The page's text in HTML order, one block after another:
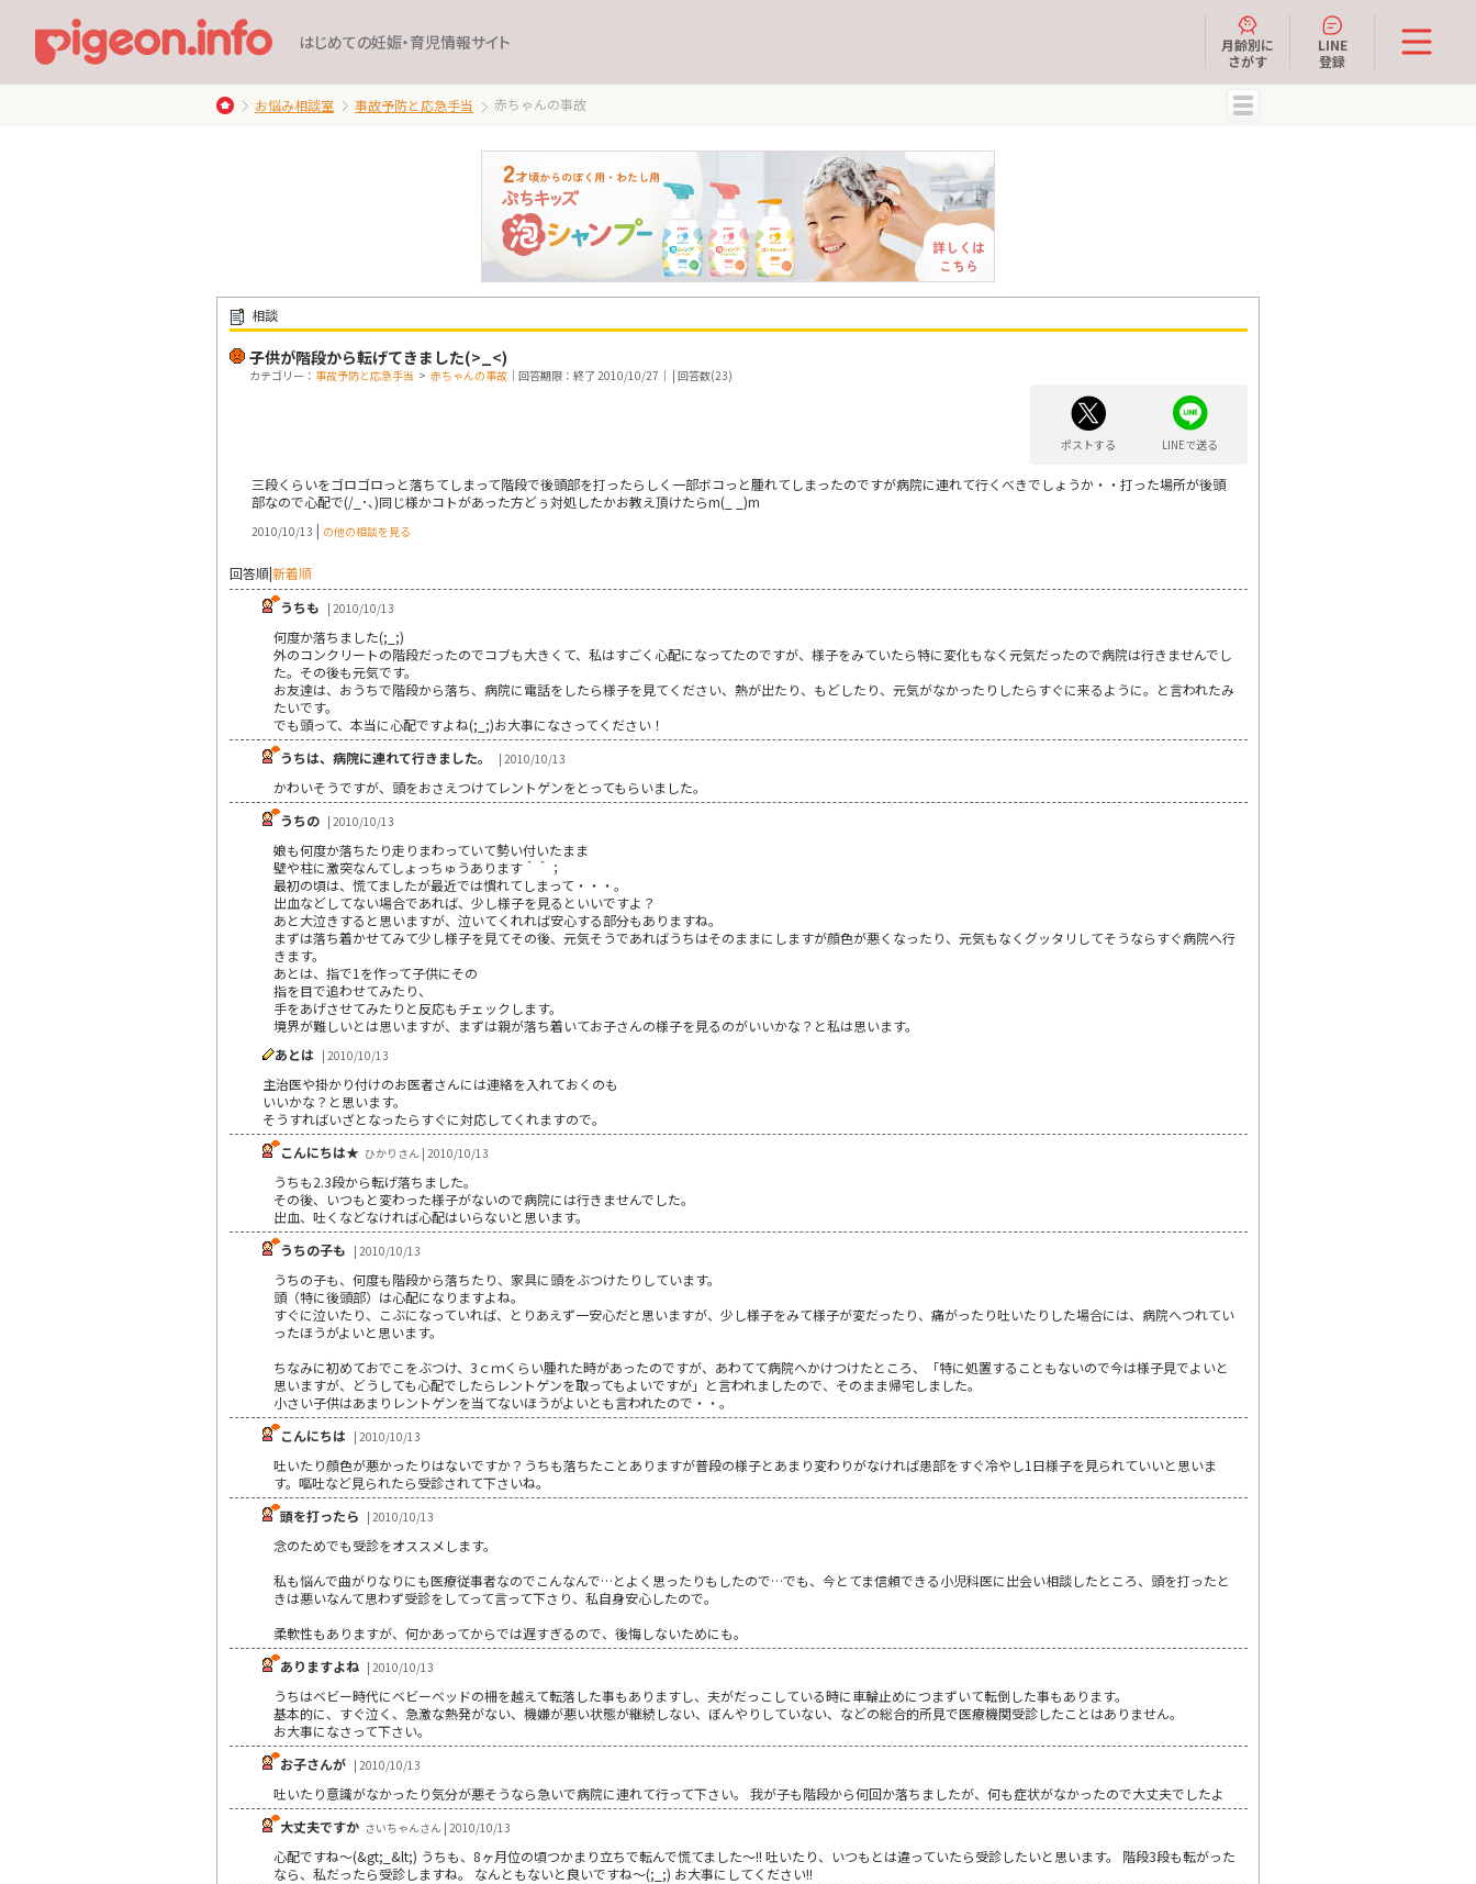
はじめての妊娠・育児情報サイト
月齢別に
さがす
LINE
登録
お悩み相談室 事故予防と応急手当 赤ちゃんの事故
相談
子供が階段から転げてきました(>_<)
カテゴリー： 事故予防と応急手当 > 赤ちゃんの事故 ｜回答期限：終了 2010/10/27｜ | 回答数(23)
ポストする LINEで送る
三段くらいをゴロゴロっと落ちてしまって階段で後頭部を打ったらしく一部ボコっと腫れてしまったのですが病院に連れて行くべきでしょうか・・打った場所が後頭
部なので心配で(/_･､)同じ様かコトがあった方どぅ対処したかお教え頂けたらm(_ _)m
2010/10/13 | の他の相談を見る
回答順|新着順
うちも | 2010/10/13
何度か落ちました(;_;)
外のコンクリートの階段だったのでコブも大きくて、私はすごく心配になってたのですが、様子をみていたら特に変化もなく元気だったので病院は行きませんでし
た。その後も元気です。
お友達は、おうちで階段から落ち、病院に電話をしたら様子を見てください、熱が出たり、もどしたり、元気がなかったりしたらすぐに来るように。と言われたみ
たいです。
でも頭って、本当に心配ですよね(;_;)お大事になさってください！
うちは、病院に連れて行きました。
| 2010/10/13
かわいそうですが、頭をおさえつけてレントゲンをとってもらいました。
うちの | 2010/10/13
娘も何度か落ちたり走りまわっていて勢い付いたまま
壁や柱に激突なんてしょっちゅうあります＾＾；
最初の頃は、慌てましたが最近では慣れてしまって・・・。
出血などしてない場合であれば、少し様子を見るといいですよ？
あと大泣きすると思いますが、泣いてくれれば安心する部分もありますね。
まずは落ち着かせてみて少し様子を見てその後、元気そうであればうちはそのままにしますが顔色が悪くなったり、元気もなくグッタリしてそうならすぐ病院へ行
きます。
あとは、指で1を作って子供にその
指を目で追わせてみたり、
手をあげさせてみたりと反応もチェックします。
境界が難しいとは思いますが、まずは親が落ち着いてお子さんの様子を見るのがいいかな？と私は思います。
あとは | 2010/10/13
主治医や掛かり付けのお医者さんには連絡を入れておくのも
いいかな？と思います。
そうすればいざとなったらすぐに対応してくれますので。
こんにちは★ ひかりさん | 2010/10/13
うちも2.3段から転げ落ちました。
その後、いつもと変わった様子がないので病院には行きませんでした。
出血、吐くなどなければ心配はいらないと思います。
うちの子も | 2010/10/13
うちの子も、何度も階段から落ちたり、家具に頭をぶつけたりしています。
頭（特に後頭部）は心配になりますよね。
すぐに泣いたり、こぶになっていれば、とりあえず一安心だと思いますが、少し様子をみて様子が変だったり、痛がったり吐いたりした場合には、病院へつれてい
ったほうがよいと思います。
ちなみに初めておでこをぶつけ、3ｃｍくらい腫れた時があったのですが、あわてて病院へかけつけたところ、「特に処置することもないので今は様子見でよいと
思いますが、どうしても心配でしたらレントゲンを取ってもよいですが」と言われましたので、そのまま帰宅しました。
小さい子供はあまりレントゲンを当てないほうがよいとも言われたので・・。
こんにちは | 2010/10/13
吐いたり顔色が悪かったりはないですか？うちも落ちたことありますが普段の様子とあまり変わりがなければ患部をすぐ冷やし1日様子を見られていいと思いま
す。嘔吐など見られたら受診されて下さいね。
頭を打ったら | 2010/10/13
念のためでも受診をオススメします。
私も悩んで曲がりなりにも医療従事者なのでこんなんで…とよく思ったりもしたので…でも、今とてま信頼できる小児科医に出会い相談したところ、頭を打ったと
きは悪いなんて思わず受診をしてって言って下さり、私自身安心したので。
柔軟性もありますが、何かあってからでは遅すぎるので、後悔しないためにも。
ありますよね | 2010/10/13
うちはベビー時代にベビーベッドの柵を越えて転落した事もありますし、夫がだっこしている時に車輪止めにつまずいて転倒した事もあります。
基本的に、すぐ泣く、急激な熱発がない、機嫌が悪い状態が継続しない、ぼんやりしていない、などの総合的所見で医療機関受診したことはありません。
お大事になさって下さい。
お子さんが | 2010/10/13
吐いたり意識がなかったり気分が悪そうなら急いで病院に連れて行って下さい。 我が子も階段から何回か落ちましたが、何も症状がなかったので大丈夫でしたよ
大丈夫ですか さいちゃんさん | 2010/10/13
心配ですね～(&gt;_&lt;) うちも、8ヶ月位の頃つかまり立ちで転んで慌てました～!! 吐いたり、いつもとは違っていたら受診したいと思います。 階段3段も転がった
なら、私だったら受診しますね。 なんともないと良いですね～(;_;) お大事にしてください!!